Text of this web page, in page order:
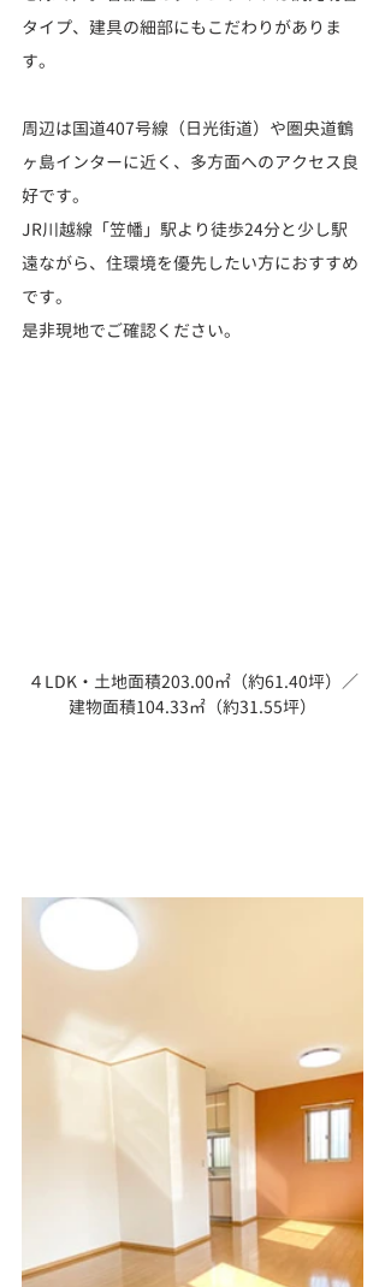
タイプ、建具の細部にもこだわりがありま
す。
周辺は国道407号線（日光街道）や圏央道鶴
ヶ島インターに近く、多方面へのアクセス良
好です。
JR川越線「笠幡」駅より徒歩24分と少し駅
遠ながら、住環境を優先したい方におすすめ
です。
是非現地でご確認ください。
４LDK・土地面積203.00㎡（約61.40坪）／
建物面積104.33㎡（約31.55坪）